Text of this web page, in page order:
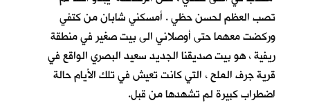
تصب العظم لحسن حظي . أمسكني شابان من كتفي
وركضت معهما حتى أوصلاني الى بيت صغير في منطقة
ريفية ، هو بيت صديقنا الجديد سعيد البصريالواقع في
قرية جرف الملح، التي كانت تعيش في تلك الأيام حالة
اضطراب كبيرة لم تشهدها من قبل.